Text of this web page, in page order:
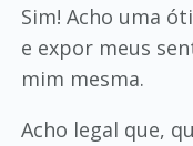
Sim! Acho uma
e expor meus
mim mesma.
Acho legal que,